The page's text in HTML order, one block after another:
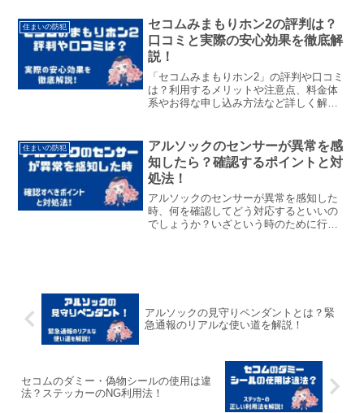
住まいの防犯
セコムみまもりホン2の評判は？
口コミと実際の安心効果を徹底解
説！
「セコムみまもりホン2」の評判や口コミ
は？利用するメリットや注意点、料金体
系やお得な申し込み方法など詳しく解説
住まいの防犯
アルソックのセンサーが異常を感
知したら？確認するポイントと対
処法！
アルソックのセンサーが異常を感知した
時、何を確認してどう対応するといいの
でしょうか？いざという時のために行動
アルソックの見守りペンダントとは？緊
急通報のリアルな使い道を解説！
セコムのダミー・偽物シールの使用は違
法？ステッカーのNG利用法！